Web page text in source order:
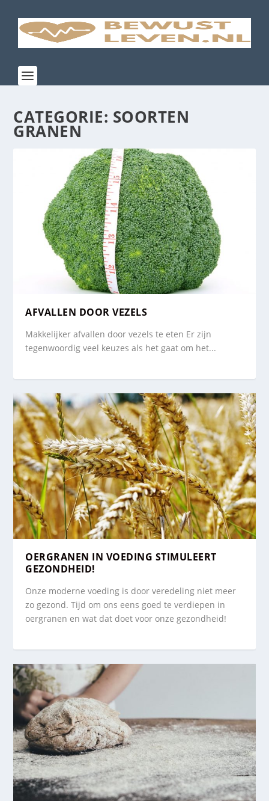
CATEGORIE: SOORTEN
GRANEN
AFVALLEN DOOR VEZELS
Makkelijker afvallen door vezels te eten Er zijn
tegenwoordig veel keuzes als het gaat om het...
OERGRANEN IN VOEDING STIMULEERT
GEZONDHEID!
Onze moderne voeding is door veredeling niet meer
zo gezond. Tijd om ons eens goed te verdiepen in
oergranen en wat dat doet voor onze gezondheid!